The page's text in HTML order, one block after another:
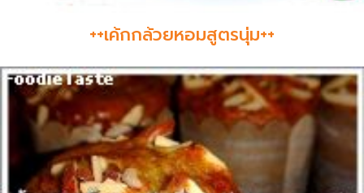
++เค้กกล้วยหอมสูตรนุ่ม++